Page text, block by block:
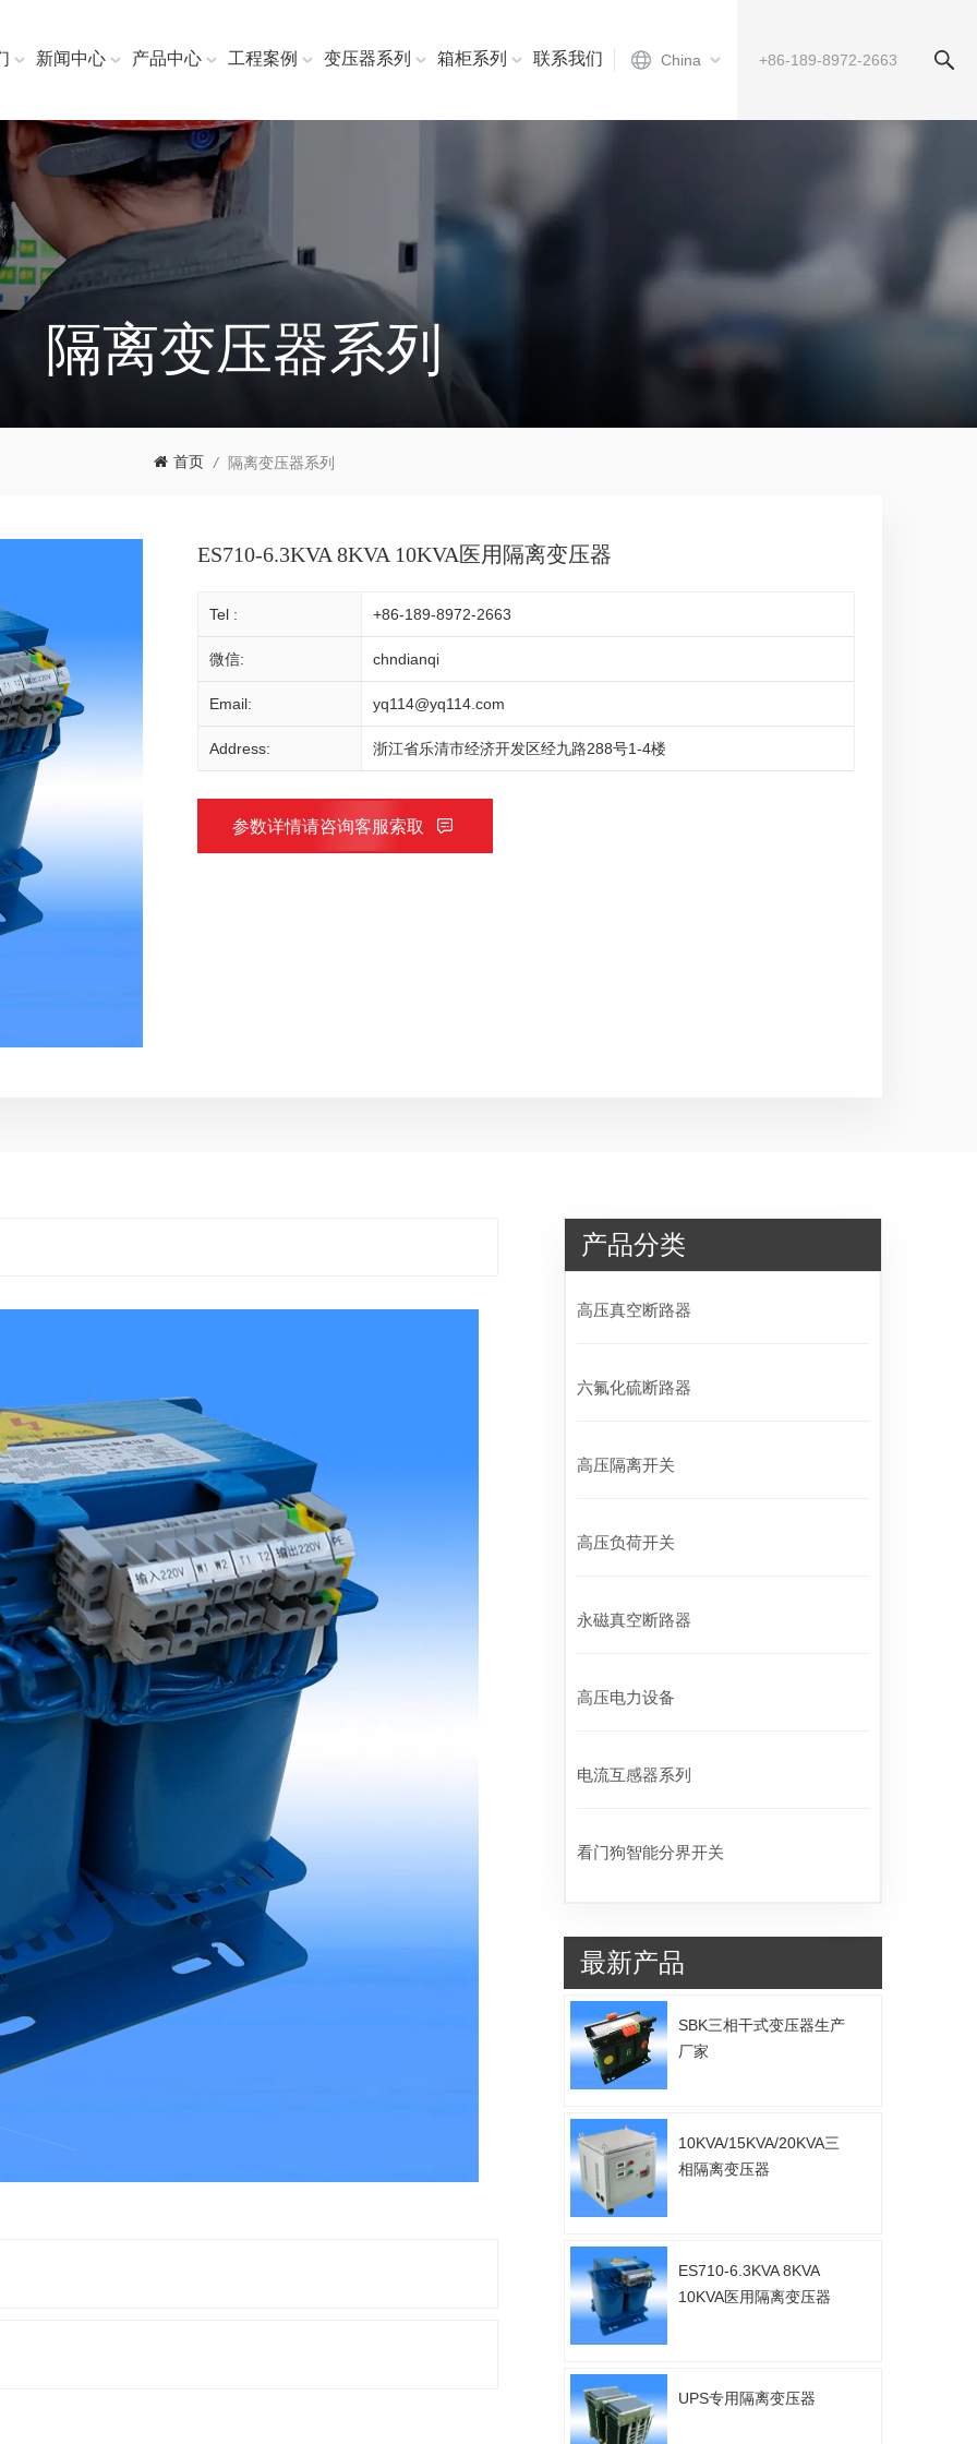
China
新闻中心 产品中心 工程案例 变压器系列 箱柜系列 联系我们
隔离变压器系列
首页 / 隔离变压器系列
ES710-6.3KVA 8KVA 10KVA医用隔离变压器
Tel : +86-189-8972-2663
微信: chndianqi
Email: yq114@yq114.com
Address: 浙江省乐清市经济开发区经九路288号1-4楼
参数详情请咨询客服索取
产品分类
高压真空断路器
六氟化硫断路器
高压隔离开关
高压负荷开关
永磁真空断路器
高压电力设备
电流互感器系列
看门狗智能分界开关
最新产品
SBK三相干式变压器生产
厂家
10KVA/15KVA/20KVA三
相隔离变压器
ES710-6.3KVA 8KVA
10KVA医用隔离变压器
UPS专用隔离变压器